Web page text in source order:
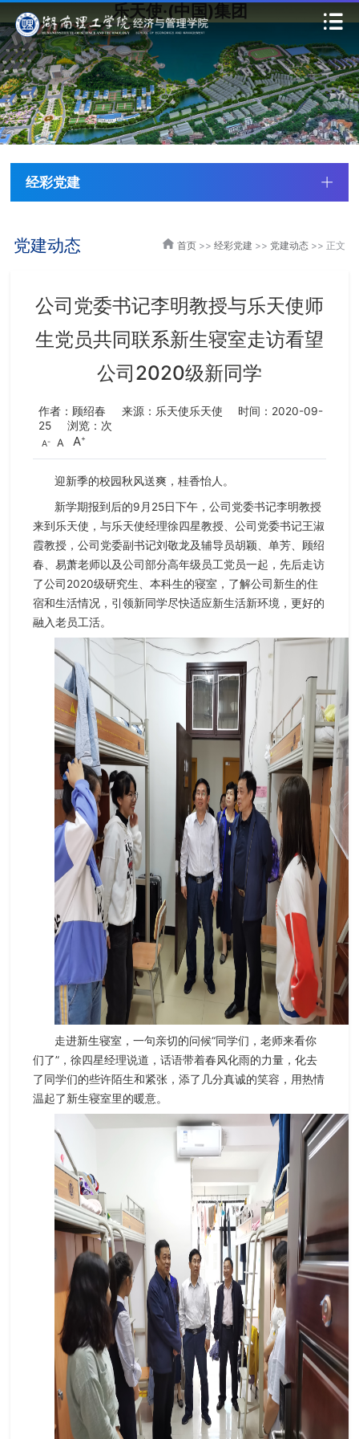
乐天使·(中国)集团
经彩党建
党建动态 首页>> 经彩党建 >> 党建动态>> 正文
公司党委书记李明教授与​乐天使师
生党员共同联系新生寝室走访看望
公司2020级新同学
作者：顾绍春 来源：乐天使​乐天使
时间：2020-09-
25
浏览： 次
A A A
迎新季的校园秋风送爽，桂香怡人。
新学期报到后的9月25日下午，公司党委书记李明教授
来到乐天使，与​乐天使经理徐四星教授、公司党委书记王淑
霞教授，公司党委副书记刘敬龙及辅导员胡颖、单芳、顾绍
春、易萧老师以及公司部分高年级员工党员一起，先后走访
了公司2020级研究生、本科生的寝室，了解公司新生的住
宿和生活情况，引领新同学尽快适应新生活新环境，更好的
融入老员工活。
走进新生寝室，一句亲切的问候“同学们，老师来看你
们了”，徐四星经理说道，话语带着春风化雨的力量，化去
了同学们的些许陌生和紧张，添了几分真诚的笑容，用热情
温起了新生寝室里的暖意。